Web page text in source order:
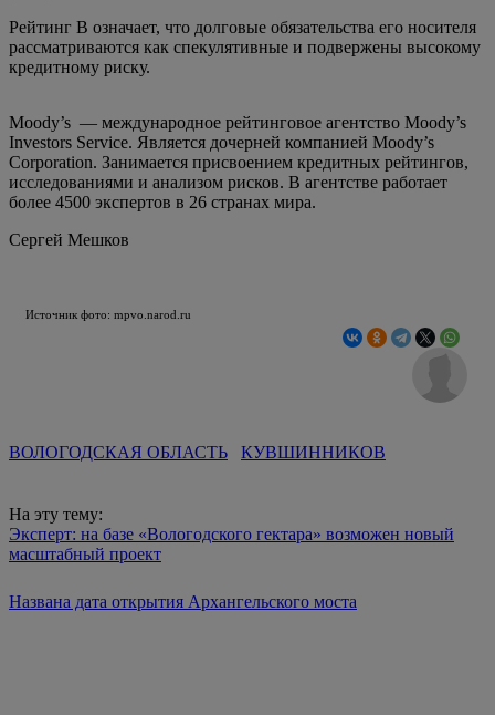
Рейтинг В означает, что долговые обязательства его носителя
рассматриваются как спекулятивные и подвержены высокому
кредитному риску.
Moody’s — международное рейтинговое агентство Moody’s
Investors Service. Является дочерней компанией Moody’s
Corporation. Занимается присвоением кредитных рейтингов,
исследованиями и анализом рисков. В агентстве работает
более 4500 экспертов в 26 странах мира.
Сергей Мешков
Источник фото: mpvo.narod.ru
ВОЛОГОДСКАЯ ОБЛАСТЬ КУВШИННИКОВ
На эту тему:
Эксперт: на базе «Вологодского гектара» возможен новый
масштабный проект
Названа дата открытия Архангельского моста